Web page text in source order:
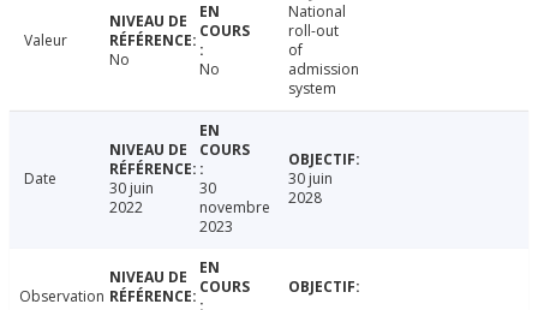
Valeur
No
No
National
roll-out
of
admission
system
Date
30 juin
2022
30
novembre
2023
30 juin
2028
Observation